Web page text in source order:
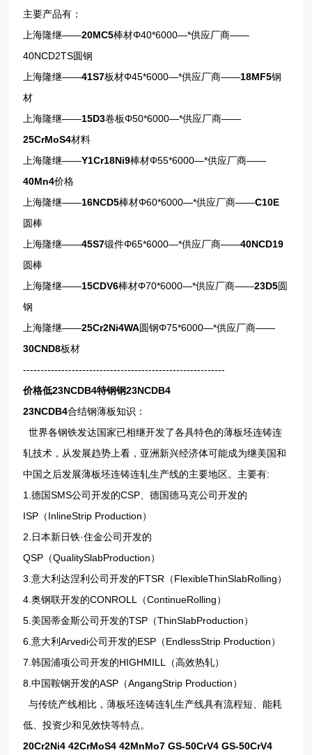
主要产品有：
上海隆继——20MC5棒材Φ40*6000—*供应厂商——
40NCD2TS圆钢
上海隆继——41S7板材Φ45*6000—*供应厂商——18MF5钢
材
上海隆继——15D3卷板Φ50*6000—*供应厂商——
25CrMoS4材料
上海隆继——Y1Cr18Ni9棒材Φ55*6000—*供应厂商——
40Mn4价格
上海隆继——16NCD5棒材Φ60*6000—*供应厂商——C10E
圆棒
上海隆继——45S7锻件Φ65*6000—*供应厂商——40NCD19
圆棒
上海隆继——15CDV6棒材Φ70*6000—*供应厂商——23D5圆
钢
上海隆继——25Cr2Ni4WA圆钢Φ75*6000—*供应厂商——
30CND8板材
----------------------------------------------------------
价格低23NCDB4特钢钢23NCDB4
23NCDB4合结钢薄板知识：
世界各钢铁发达国家已相继开发了各具特色的薄板坯连铸连
轧技术，从发展趋势上看，亚洲新兴经济体可能成为继美国和
中国之后发展薄板坯连铸连轧生产线的主要地区。主要有:
1.德国SMS公司开发的CSP、德国德马克公司开发的
ISP（InlineStrip Production）
2.日本新日铁·住金公司开发的
QSP（QualitySlabProduction）
3.意大利达涅利公司开发的FTSR（FlexibleThinSlabRolling）
4.奥钢联开发的CONROLL（ContinueRolling）
5.美国蒂金斯公司开发的TSP（ThinSlabProduction）
6.意大利Arvedi公司开发的ESP（EndlessStrip Production）
7.韩国浦项公司开发的HIGHMILL（高效热轧）
8.中国鞍钢开发的ASP（AngangStrip Production）
与传统产线相比，薄板坯连铸连轧生产线具有流程短、能耗
低、投资少和见效快等特点。
20Cr2Ni4 42CrMoS4 42MnMo7 GS-50CrV4 GS-50CrV4